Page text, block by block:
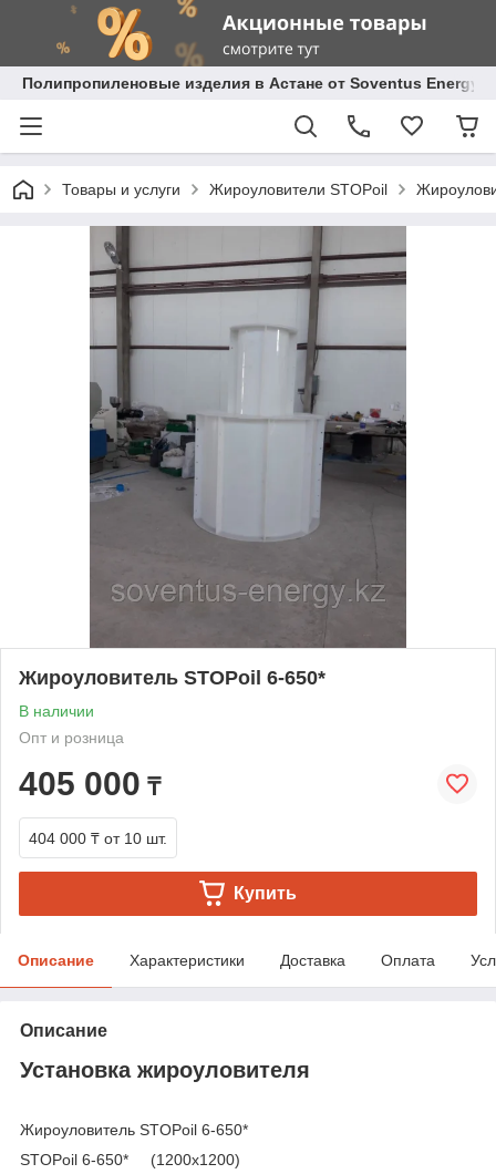
Полипропиленовые изделия в Астане от Soventus Energy
Товары и услуги Жироуловители STOPoil
Жироуловитель STOPoil 6-650*
В наличии
Опт и розница
405 000 ₸
404 000 ₸ от 10 шт.
Купить
Описание Характеристики Доставка Оплата
Описание
Установка жироуловителя
Жироуловитель STOPoil 6-650*
STOPoil 6-650* (1200х1200)